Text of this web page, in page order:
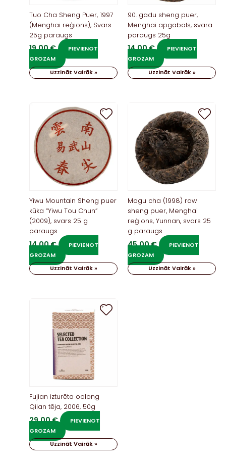
Tuo Cha Sheng Puer, 1997
(Menghai reģions), Svars
25g paraugs
19,00€
PIEVIENOT
GROZAM
Uzzināt Vairāk »
90. gadu sheng puer,
Menghai apgabals, svara
paraugs 25g
14,00€
PIEVIENOT
GROZAM
Uzzināt Vairāk »
Yiwu Mountain Sheng puer
kūka “Yiwu Tou Chun”
(2009), svars 25 g
paraugs
14,00€
PIEVIENOT
GROZAM
Uzzināt Vairāk »
Mogu cha (1998) raw
sheng puer, Menghai
reģions, Yunnan, svars 25
g paraugs
45,00€
PIEVIENOT
GROZAM
Uzzināt Vairāk »
Fujian izturēta oolong
Qilan tēja, 2006, 50g
29,00€
PIEVIENOT
GROZAM
Uzzināt Vairāk »